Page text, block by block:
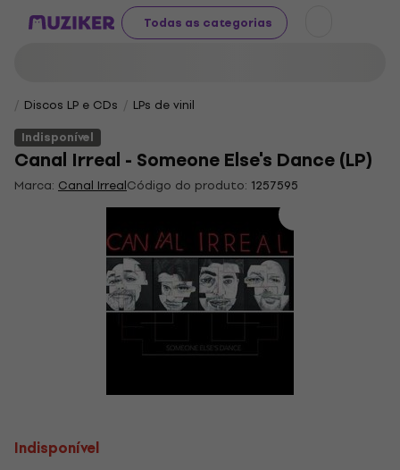
Todas as categorias
Discos LP e CDs
LPs de vinil
Indisponível
Canal Irreal - Someone Else's Dance (LP)
Marca: Canal IrrealCódigo do produto: 1257595
Indisponível